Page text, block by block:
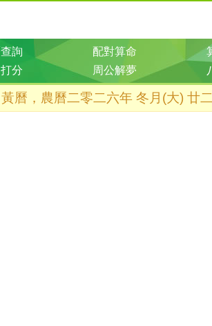
詢 配對算命
分 周公解夢
曆，農曆二零二六年 冬月(大) 廿